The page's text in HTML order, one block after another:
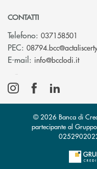
CONTATTI
Telefono: 037158501
PEC:
E-mail: info@bcclodi.it(si
© 2026 Banca di
partecipante al